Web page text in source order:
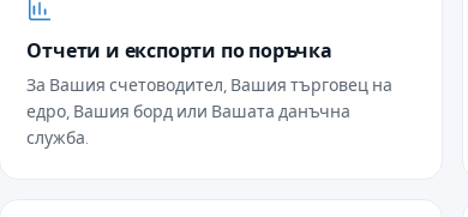
Отчети и експорти по поръчка
За Вашия счетоводител, Вашия търговец на
едро, Вашия борд или Вашата данъчна
служба.